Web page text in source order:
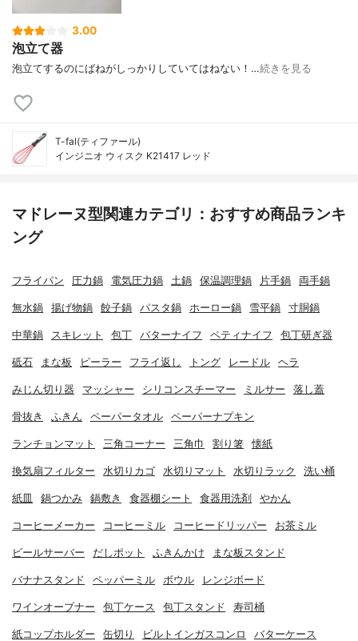
3.00
泡立て器
泡立てするのにばねがしっかりしていてはねない！…続きを見る
T-fal(ティファール)
インジニオ ウィスク K21417 レッド
マドレーヌ型関連カテゴリ：おすすめ商品ランキ
ング
フライパン 圧力鍋 電気圧力鍋 土鍋 保温調理鍋 片手鍋 両手鍋
無水鍋 揚げ物鍋 餃子鍋 パスタ鍋 ホーロー鍋 雪平鍋 寸胴鍋
中華鍋 スキレット 包丁 バターナイフ ペティナイフ 包丁研ぎ器
砥石 まな板 ピーラー フライ返し トング レードル ヘラ
みじん切り器 マッシャー シリコンスチーマー ミルサー 落し蓋
骨抜き ふきん ペーパータオル ペーパーナプキン
ランチョンマット 三角コーナー 三角巾 割り箸 懐紙
換気扇フィルター 水切りカゴ 水切りマット 水切りラック 洗い桶
紙皿 鍋つかみ 鍋敷き 食器棚シート 食器用洗剤 やかん
コーヒーメーカー コーヒーミル コーヒードリッパー お茶ミル
ビールサーバー だしポット ふきんかけ まな板スタンド
バナナスタンド ペッパーミル ボウル レンジボード
ワインオープナー 包丁ケース 包丁スタンド 寿司桶
紙コップホルダー 缶切り ビルトインガスコンロ バターケース